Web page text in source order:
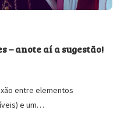
– anote aí a sugestão!
entre elementos
e um…